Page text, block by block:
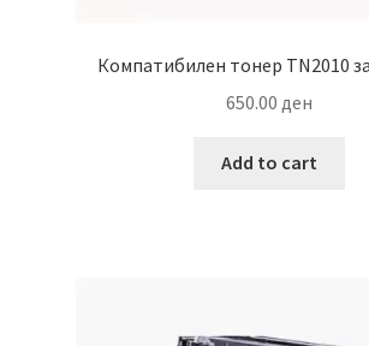
Компатибилен тонер TN2010
650.00 ден
Add to cart